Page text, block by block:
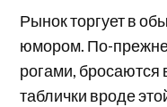
Рынок торгует в
юмором. По-
рогами, бросаются
таблички вроде